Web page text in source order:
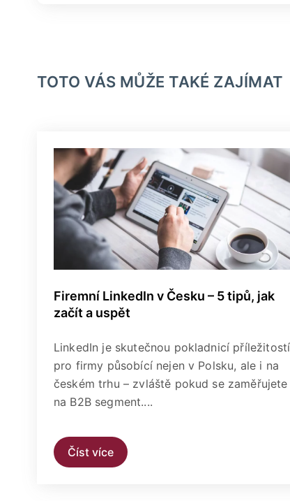
TOTO VÁS MŮŽE TAKÉ ZAJÍMAT
Firemní LinkedIn v Česku – 5 tipů, jak
začít a uspět
LinkedIn je skutečnou pokladnicí příležitostí
pro firmy působící nejen v Polsku, ale i na
českém trhu – zvláště pokud se zaměřujete
na B2B segment....
Číst více